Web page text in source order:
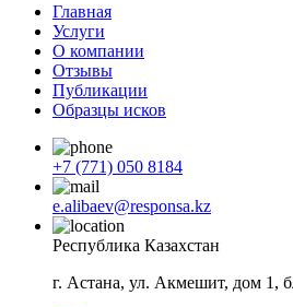
Главная
Услуги
О компании
Отзывы
Публикации
Образцы исков
+7 (771) 050 8184
e.alibaev@responsa.kz
Республика Казахстан
г. Астана, ул. Акмешит, дом 1,